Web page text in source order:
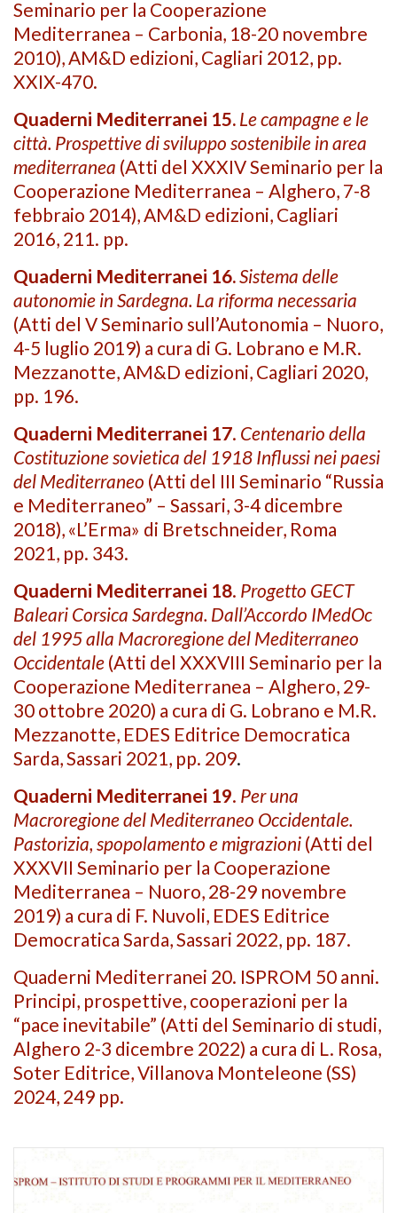
Seminario per la Cooperazione
Mediterranea – Carbonia, 18-20 novembre
2010), AM&D edizioni, Cagliari 2012, pp.
XXIX-470.
Quaderni Mediterranei 15. Le campagne e le
città. Prospettive di sviluppo sostenibile in area
mediterranea (Atti del XXXIV Seminario per la
Cooperazione Mediterranea – Alghero, 7-8
febbraio 2014), AM&D edizioni, Cagliari
2016, 211. pp.
Quaderni Mediterranei 16.Sistema delle
autonomie in Sardegna. La riforma necessaria
(Atti del V Seminario sull’Autonomia – Nuoro,
4-5 luglio 2019) a cura di G. Lobrano e M.R.
Mezzanotte, AM&D edizioni, Cagliari 2020,
pp. 196.
Quaderni Mediterranei 17. Centenario della
Costituzione sovietica del 1918 Influssi nei paesi
del Mediterraneo (Atti del III Seminario “Russia
e Mediterraneo” – Sassari, 3-4 dicembre
2018), «L’Erma» di Bretschneider, Roma
2021, pp. 343.
Quaderni Mediterranei 18. Progetto GECT
Baleari Corsica Sardegna. Dall’Accordo IMedOc
del 1995 alla Macroregione del Mediterraneo
Occidentale (Atti del XXXVIII Seminario per la
Cooperazione Mediterranea – Alghero, 29-
30 ottobre 2020) a cura di G. Lobrano e M.R.
Mezzanotte, EDES Editrice Democratica
Sarda, Sassari 2021, pp. 209.
Quaderni Mediterranei 19. Per una
Macroregione del Mediterraneo Occidentale.
Pastorizia, spopolamento e migrazioni (Atti del
XXXVII Seminario per la Cooperazione
Mediterranea – Nuoro, 28-29 novembre
2019) a cura di F. Nuvoli, EDES Editrice
Democratica Sarda, Sassari 2022, pp. 187.
Quaderni Mediterranei 20. ISPROM 50 anni.
Principi, prospettive, cooperazioni per la
“pace inevitabile” (Atti del Seminario di studi,
Alghero 2-3 dicembre 2022) a cura di L. Rosa,
Soter Editrice, Villanova Monteleone (SS)
2024, 249 pp.